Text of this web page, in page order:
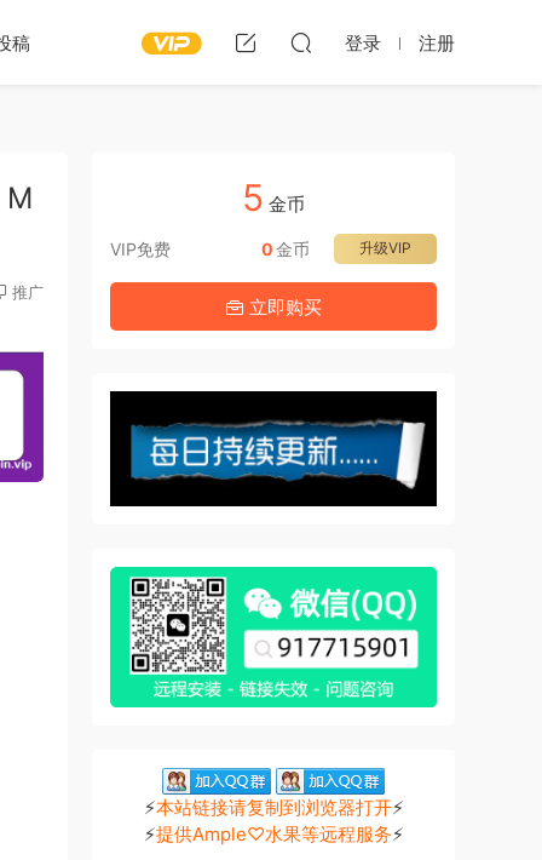
稿 登录 注册
M
推广
5 金币
VIP免费 升级VIP
0金币
立即购买
⚡本站链接请复制到浏览器打开⚡
⚡提供Ample♡水果等远程服务⚡